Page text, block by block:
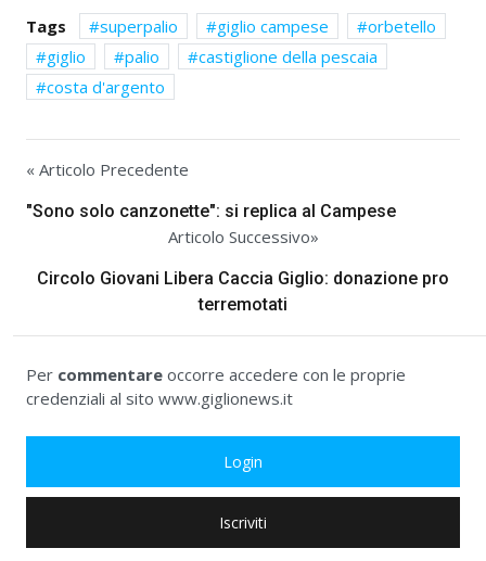
Tags superpalio giglio campese
orbetello
giglio
palio
castiglione della pescaia
costa d'argento
« Articolo Precedente
"Sono solo canzonette": si replica al Campese
Articolo Successivo»
Circolo Giovani Libera Caccia Giglio: donazione pro
terremotati
Per commentare occorre accedere con le proprie
credenziali al sito www.giglionews.it
Login
Iscriviti